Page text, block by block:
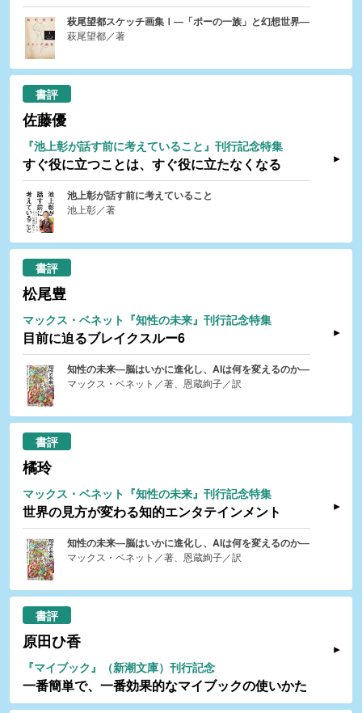
萩尾望都スケッチ画集Ⅰ―「ポーの一族」と幻想世界―
萩尾望都／著
書評
佐藤優
『池上彰が話す前に考えていること』刊行記念特集
すぐ役に立つことは、すぐ役に立たなくなる
池上彰が話す前に考えていること
池上彰／著
書評
松尾豊
マックス・ベネット『知性の未来』刊行記念特集
目前に迫るブレイクスルー6
知性の未来―脳はいかに進化し、AIは何を変えるのか―
マックス・ベネット／著、恩蔵絢子／訳
書評
橘玲
マックス・ベネット『知性の未来』刊行記念特集
世界の見方が変わる知的エンタテインメント
知性の未来―脳はいかに進化し、AIは何を変えるのか―
マックス・ベネット／著、恩蔵絢子／訳
書評
原田ひ香
『マイブック』（新潮文庫）刊行記念
一番簡単で、一番効果的なマイブックの使いかた